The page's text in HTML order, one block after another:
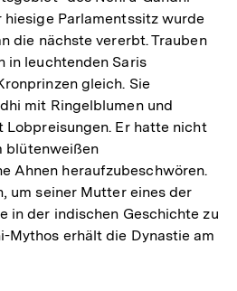
hiesige Parlamentssitz wurde
die nächste vererbt. Trauben
in leuchtenden Saris
gleich. Sie
mit Ringelblumen und
Er hatte nicht
blütenweißen
Ahnen heraufzubeschwören.
um seiner Mutter eines der
in der indischen Geschichte zu
Mythos erhält die Dynastie am